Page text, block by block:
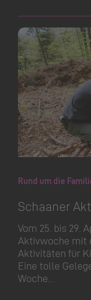
Rund um die
Schaaner
Vom 25. bis 29.
Aktivwoche mit
Aktivitäten für
Eine tolle
Woche…